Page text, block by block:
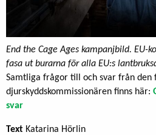
End the Cage Ages kampanjbild. EU-
fasa ut burarna för alla EU:s
Samtliga frågor till och svar från den
djurskyddskommissionären finns här:
svar
Text Katarina Hörlin